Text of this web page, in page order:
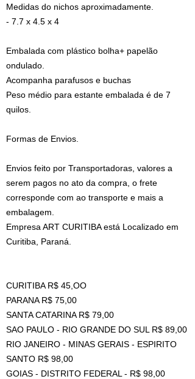
Medidas do nichos aproximadamente.
- 7.7 x 4.5 x 4
Embalada com plástico bolha+ papelão
ondulado.
Acompanha parafusos e buchas
Peso médio para estante embalada é de 7
quilos.
Formas de Envios.
Envios feito por Transportadoras, valores a
serem pagos no ato da compra, o frete
corresponde com ao transporte e mais a
embalagem.
Empresa ART CURITIBA está Localizado em
Curitiba, Paraná.
CURITIBA R$ 45,OO
PARANA R$ 75,00
SANTA CATARINA R$ 79,00
SAO PAULO - RIO GRANDE DO SUL R$ 89,00
RIO JANEIRO - MINAS GERAIS - ESPIRITO
SANTO R$ 98,00
GOIAS - DISTRITO FEDERAL - R$ 98,00